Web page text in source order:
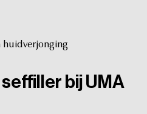
huidverjonging
seffiller bij UMA